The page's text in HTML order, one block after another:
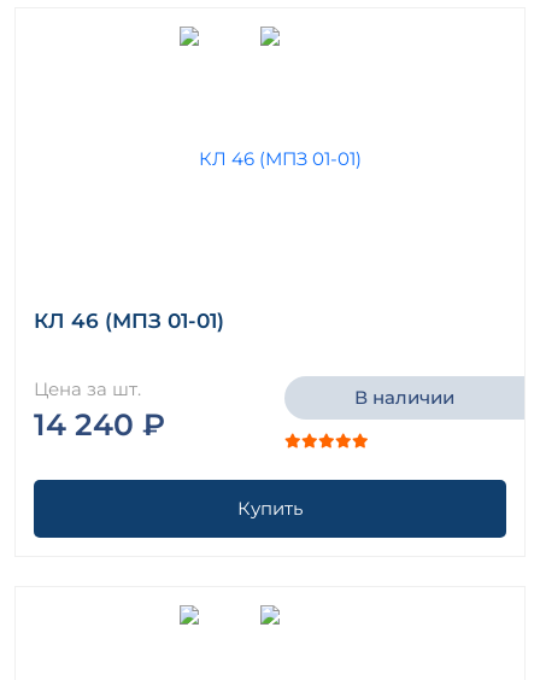
КЛ 46 (МПЗ 01-01)
Цена за шт.
14 240 ₽
В наличии
Купить